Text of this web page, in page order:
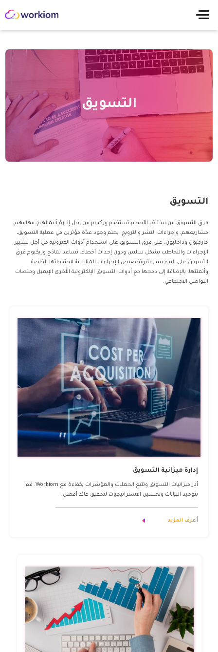
التسويق
التسويق
فرق التسويق من مختلف الأحجام تستخدم وركيوم من أجل إدارة أعمالهم، مهامهم،
مشاريعهم، وإجراءات النشر والترويج. يحتم وجود عدّة مؤثرين في عملية التسويق،
خارجيون وداخليون، على فرق التسويق على استخدام أدوات الكترونية من أجل تسيير
الإجراءات والتخاطب بشكل سلس ودون إحداث أخطاء. تساعد نماذج وريكيوم فرق
التسويق على البدء بسرعة وتخصيص الإجراءات المناسبة لاحتياجاتها الخاصة
وأتمتتها، بالإضافة إلى دمجها مع أدوات التسويق الإلكترونية الأخرى الإيميل ومنصات
التواصل الاجتماعي.
إدارة ميزانية التسويق
أدر ميزانيات التسويق وتتبع الحملات والمؤشرات بكفاءة مع Workiom. قم
بتوحيد البيانات وتحسين الاستراتيجيات لتحقيق عائد أفضل.
أعرف المزيد